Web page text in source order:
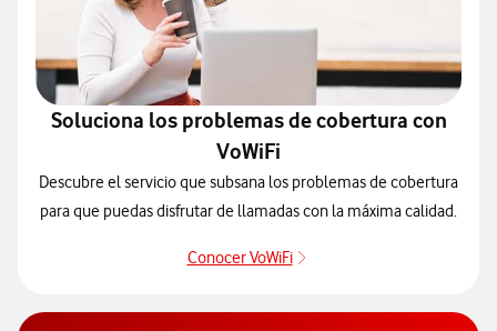
Soluciona los problemas de cobertura con
VoWiFi
Descubre el servicio que subsana los problemas de cobertura
para que puedas disfrutar de llamadas con la máxima calidad.
Conocer VoWiFi